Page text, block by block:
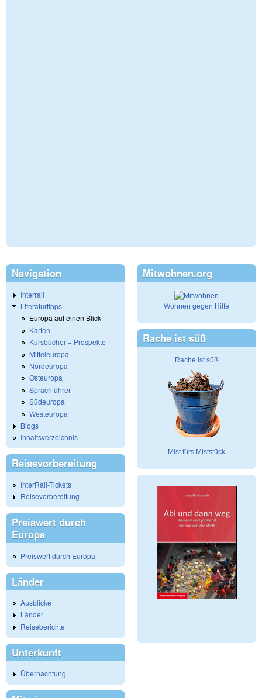
Navigation
Interrail
Literaturtipps
Europa auf einen Blick
Karten
Kursbücher + Prospekte
Mitteleuropa
Nordeuropa
Osteuropa
Sprachführer
Südeuropa
Westeuropa
Blogs
Inhaltsverzeichnis
Reisevorbereitung
InterRail-Tickets
Reisevorbereitung
Preiswert durch
Europa
Preiswert durch Europa
Länder
Ausblicke
Länder
Reiseberichte
Unterkunft
Übernachtung
Mitwohnen.org
Wohnen gegen Hilfe
Rache ist süß
Rache ist süß
Mist fürs Miststück